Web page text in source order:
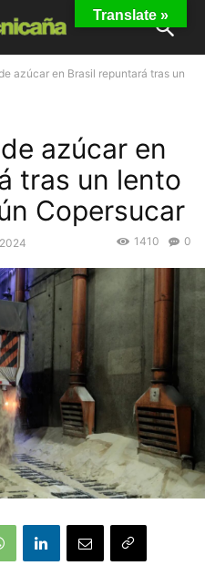
azúcar en Brasil repuntará tras un
azúcar en
tras un lento
Copersucar
0
1410
Translate »